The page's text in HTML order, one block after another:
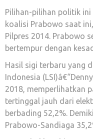
Pilihan-pilihan politik ini
koalisi Prabowo saat
Pilpres 2014. Prabowo
bertempur dengan
Hasil sigi terbaru yang
Indonesia
2018, memperlihatkan
tertinggal jauh dari
berbading 52,2%.
Prabowo-Sandiaga